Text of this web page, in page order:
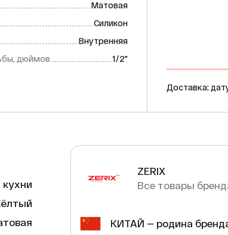
Матовая
Силикон
Внутренняя
дюймов
1/2"
Доставка:
ZERIX
Все товары
КИТАЙ — родина